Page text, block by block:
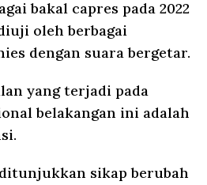
bakal capres pada 2022
oleh berbagai
dengan suara bergetar.
yang terjadi pada
belakangan ini adalah
sikap berubah